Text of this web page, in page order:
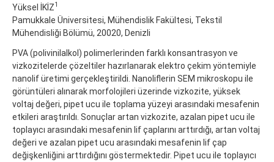
Yüksel İKİZ1
Pamukkale Üniversitesi, Mühendislik Fakültesi, Tekstil
Mühendisliği Bölümü, 20020, Denizli
PVA (polivinilalkol) polimerlerinden farklı konsantrasyon ve
vizkozitelerde çözeltiler hazırlanarak elektro çekim yöntemiyle
nanolif üretimi gerçekleştirildi. Nanoliflerin SEM mikroskopu ile
görüntüleri alınarak morfolojileri üzerinde vizkozite, yüksek
voltaj değeri, pipet ucu ile toplama yüzeyi arasındaki mesafenin
etkileri araştırıldı. Sonuçlar artan vizkozite, azalan pipet ucu ile
toplayıcı arasındaki mesafenin lif çaplarını arttırdığı, artan voltaj
değeri ve azalan pipet ucu arasındaki mesafenin lif çap
değişkenliğini arttırdığını göstermektedir. Pipet ucu ile toplayıcı